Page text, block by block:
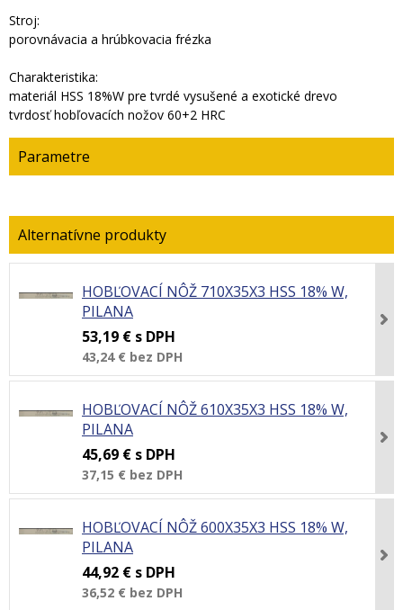
Stroj:
porovnávacia a hrúbkovacia frézka
Charakteristika:
materiál HSS 18%W pre tvrdé vysušené a exotické drevo
tvrdosť hobľovacích nožov 60+2 HRC
Parametre
HOBĽOVACÍ NÔŽ 710X35X3 HSS 18% W,
PILANA
53,19 € s DPH
43,24 € bez DPH
HOBĽOVACÍ NÔŽ 610X35X3 HSS 18% W,
PILANA
45,69 € s DPH
37,15 € bez DPH
HOBĽOVACÍ NÔŽ 600X35X3 HSS 18% W,
PILANA
44,92 € s DPH
36,52 € bez DPH